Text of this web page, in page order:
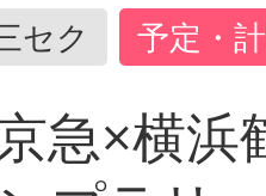
セク 予定・
急×横浜